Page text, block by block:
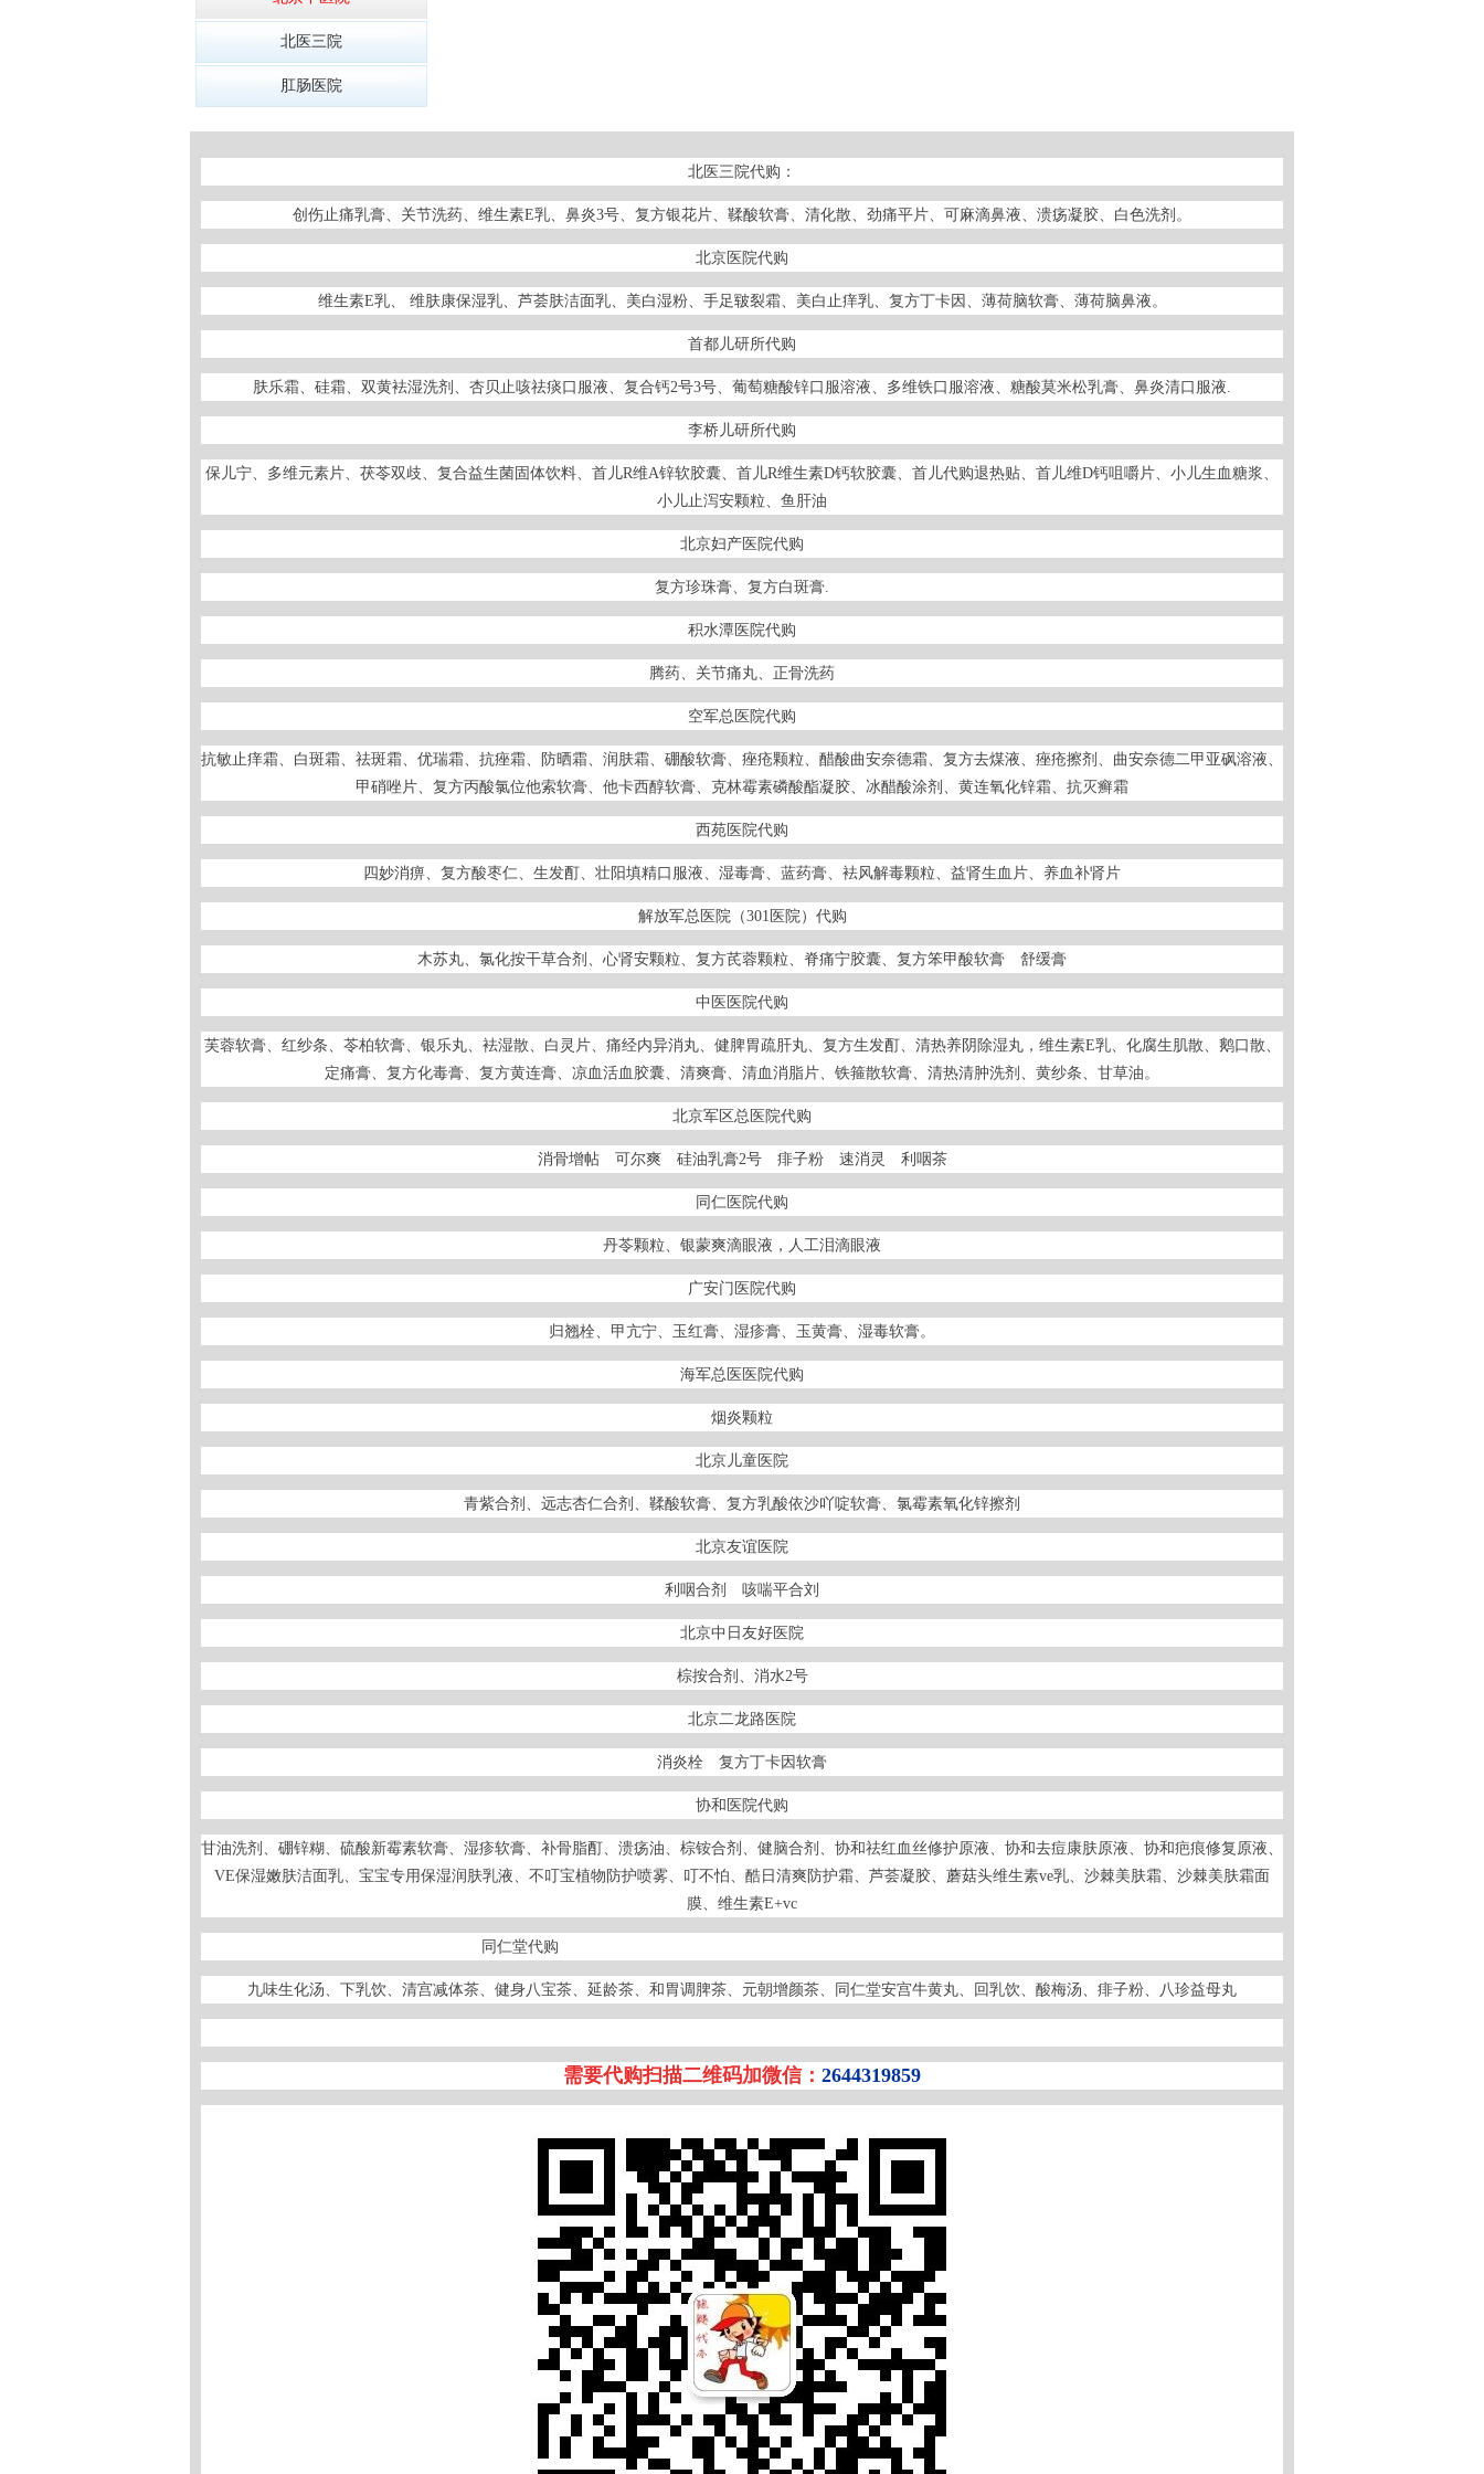
北医三院
肛肠医院
北医三院代购：
创伤止痛乳膏、关节洗药、维生素E乳、鼻炎3号、复方银花片、鞣酸软膏、清化散、劲痛平片、可麻滴鼻液、溃疡凝胶、白色洗剂。
北京医院代购
维生素E乳、 维肤康保湿乳、芦荟肤洁面乳、美白湿粉、手足皲裂霜、美白止痒乳、复方丁卡因、薄荷脑软膏、薄荷脑鼻液。
首都儿研所代购
肤乐霜、硅霜、双黄袪湿洗剂、杏贝止咳祛痰口服液、复合钙2号3号、葡萄糖酸锌口服溶液、多维铁口服溶液、糖酸莫米松乳膏、鼻炎清口服液.
李桥儿研所代购
保儿宁、多维元素片、茯苓双歧、复合益生菌固体饮料、首儿R维A锌软胶囊、首儿R维生素D钙软胶囊、首儿代购退热贴、首儿维D钙咀嚼片、小儿生血糖浆、
小儿止泻安颗粒、鱼肝油
北京妇产医院代购
复方珍珠膏、复方白斑膏.
积水潭医院代购
腾药、关节痛丸、正骨洗药
空军总医院代购
抗敏止痒霜、白斑霜、祛斑霜、优瑞霜、抗痤霜、防晒霜、润肤霜、硼酸软膏、痤疮颗粒、醋酸曲安奈德霜、复方去煤液、痤疮擦剂、曲安奈德二甲亚砜溶液、
甲硝唑片、复方丙酸氯位他索软膏、他卡西醇软膏、克林霉素磷酸酯凝胶、冰醋酸涂剂、黄连氧化锌霜、抗灭癣霜
西苑医院代购
四妙消痹、复方酸枣仁、生发酊、壮阳填精口服液、湿毒膏、蓝药膏、袪风解毒颗粒、益肾生血片、养血补肾片
解放军总医院（301医院）代购
木苏丸、氯化按干草合剂、心肾安颗粒、复方芪蓉颗粒、脊痛宁胶囊、复方笨甲酸软膏 舒缓膏
中医医院代购
芙蓉软膏、红纱条、苓柏软膏、银乐丸、袪湿散、白灵片、痛经内异消丸、健脾胃疏肝丸、复方生发酊、清热养阴除湿丸，维生素E乳、化腐生肌散、鹅口散、
定痛膏、复方化毒膏、复方黄连膏、凉血活血胶囊、清爽膏、清血消脂片、铁箍散软膏、清热清肿洗剂、黄纱条、甘草油。
北京军区总医院代购
消骨增帖 可尔爽 硅油乳膏2号 痱子粉 速消灵 利咽茶
同仁医院代购
丹苓颗粒、银蒙爽滴眼液，人工泪滴眼液
广安门医院代购
归翘栓、甲亢宁、玉红膏、湿疹膏、玉黄膏、湿毒软膏。
海军总医医院代购
烟炎颗粒
北京儿童医院
青紫合剂、远志杏仁合剂、鞣酸软膏、复方乳酸依沙吖啶软膏、氯霉素氧化锌擦剂
北京友谊医院
利咽合剂 咳喘平合刘
北京中日友好医院
棕按合剂、消水2号
北京二龙路医院
消炎栓 复方丁卡因软膏
协和医院代购
甘油洗剂、硼锌糊、硫酸新霉素软膏、湿疹软膏、补骨脂酊、溃疡油、棕铵合剂、健脑合剂、协和祛红血丝修护原液、协和去痘康肤原液、协和疤痕修复原液、
VE保湿嫩肤洁面乳、宝宝专用保湿润肤乳液、不叮宝植物防护喷雾、叮不怕、酷日清爽防护霜、芦荟凝胶、蘑菇头维生素ve乳、沙棘美肤霜、沙棘美肤霜面
膜、维生素E+vc
同仁堂代购
九味生化汤、下乳饮、清宫减体茶、健身八宝茶、延龄茶、和胃调脾茶、元朝增颜茶、同仁堂安宫牛黄丸、回乳饮、酸梅汤、痱子粉、八珍益母丸
需要代购扫描二维码加微信： 2644319859